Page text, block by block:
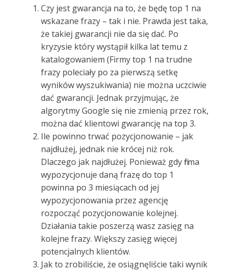
Czy jest gwarancja na to, że będę top 1 na
wskazane frazy – tak i nie. Prawda jest taka,
że takiej gwarancji nie da się dać. Po
kryzysie który wystąpił kilka lat temu z
katalogowaniem (Firmy top 1 na trudne
frazy poleciały po za pierwszą setkę
wyników wyszukiwania) nie można uczciwie
dać gwarancji. Jednak przyjmując, że
algorytmy Google się nie zmienią przez rok,
można dać klientowi gwarancję na top 3.
Ile powinno trwać pozycjonowanie – jak
najdłużej, jednak nie krócej niż rok.
Dlaczego jak najdłużej. Ponieważ gdy firma
wypozycjonuje daną frazę do top 1
powinna po 3 miesiącach od jej
wypozycjonowania przez agencję
rozpocząć pozycjonowanie kolejnej.
Działania takie poszerzą wasz zasięg na
kolejne frazy. Większy zasięg więcej
potencjalnych klientów.
Jak to zrobiliście, że osiągnęliście taki wynik